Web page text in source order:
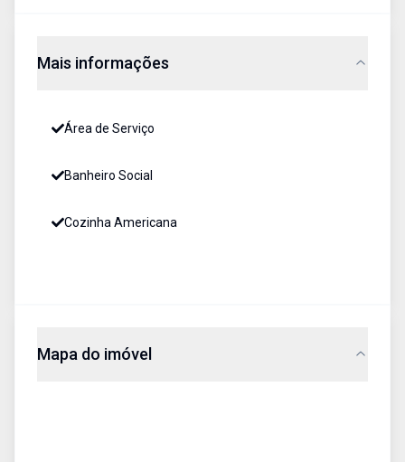
Mais informações
Área de Serviço
Banheiro Social
Cozinha Americana
Mapa do imóvel